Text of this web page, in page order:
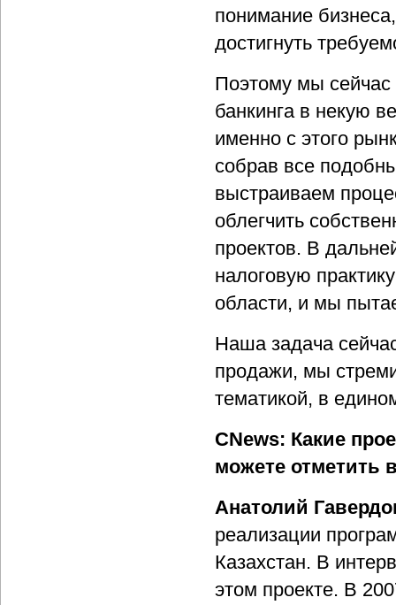
понимание
достигнуть
Поэтому мы сейчас
банкинга в некую
именно с этого
собрав все
выстраиваем
облегчить
проектов. В
налоговую
области, и мы
Наша задача
продажи, мы
тематикой, в
CNews: Какие
можете отметить
Анатолий
реализации
Казахстан. В
этом проекте. В